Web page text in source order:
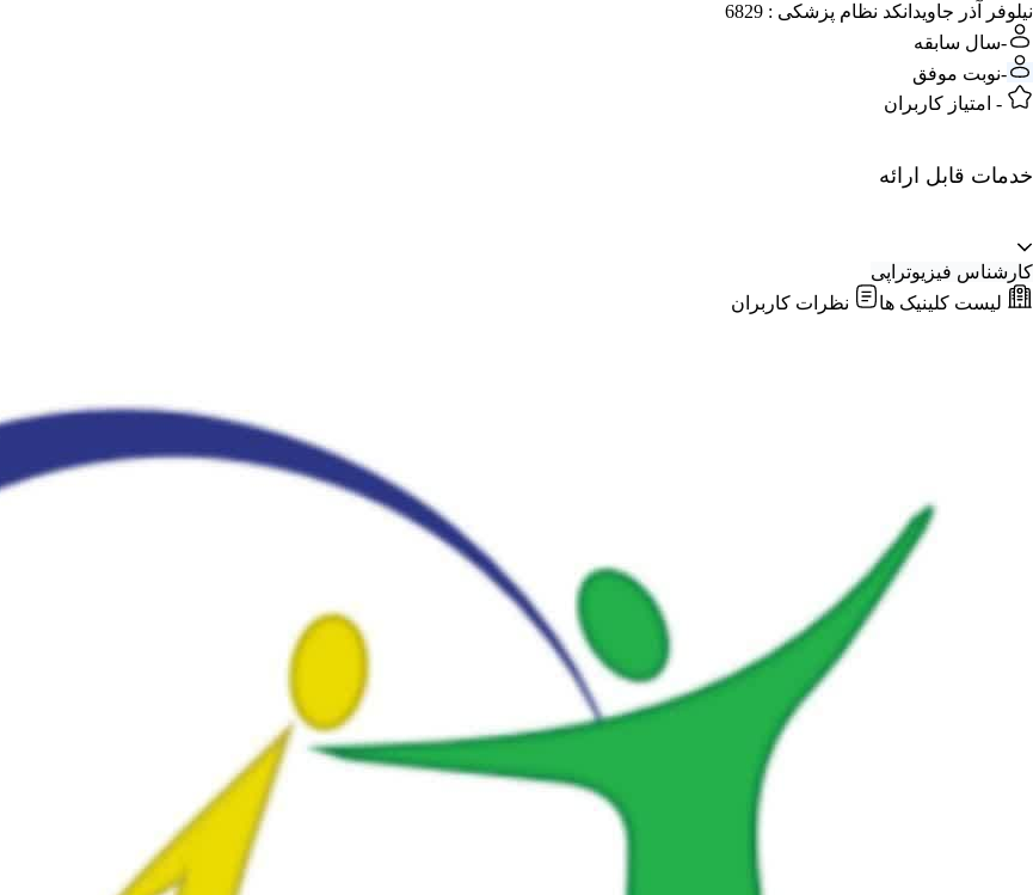
نیلوفر آذر جاویدانکد نظام پزشکی : 6829
-سال سابقه
-نوبت موفق
- امتیاز کاربران
خدمات قابل ارائه
کارشناس فیزیوتراپی
لیست کلینیک ها
نظرات کاربران